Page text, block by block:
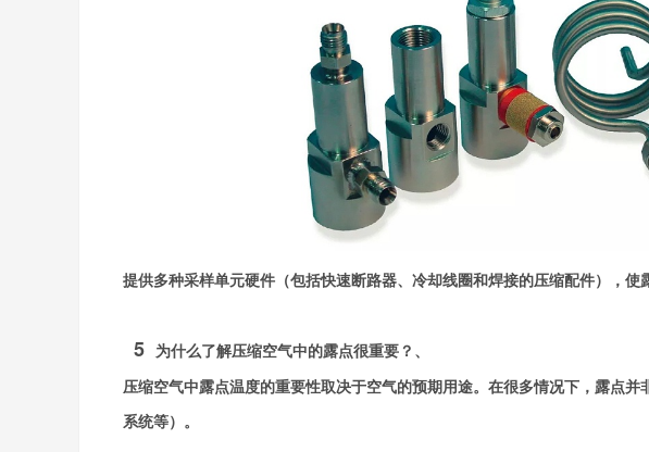
提供多种采样单元硬件（包括快速断路器、冷却线圈和焊接的压缩配件），使
5 为什么了解压缩空气中的露点很重要？、
压缩空气中露点温度的重要性取决于空气的预期用途。在很多情况下，露点
系统等）。